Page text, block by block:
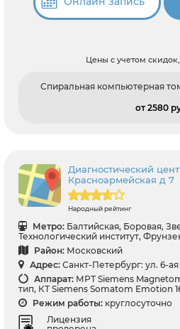
Цены с учетом
Спиральная компьютерная
от 2580
Диагностический
Красноармейская д 7
Народный рейтинг
Метро: Балтийская, Боровая,
Технологический институт,
Район: Московский
Адрес: Санкт-Петербург: ул. 6-
Аппарат: МРТ Siemens
тип, КТ Siemens Somatom Emotion
Режим работы: круглосуточно
Лицензия